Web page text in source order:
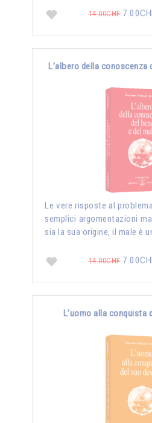
14.00CHF
L’albero della conoscenza
Le vere risposte al
semplici argomentazioni
sia la sua origine, il male è
14.00CHF
L’uomo alla conquista